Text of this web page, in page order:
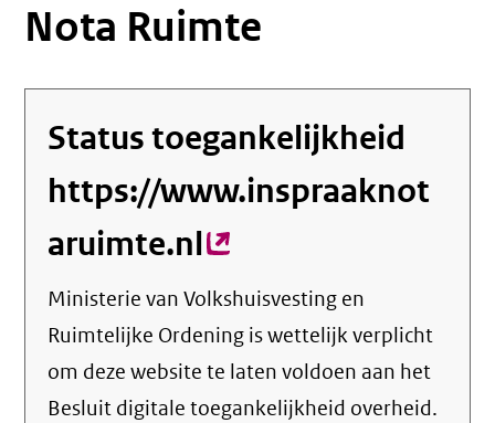
Nota Ruimte
Status toegankelijkheid
https://www.inspraaknot
aruimte.nl(externe
link)
Ministerie van Volkshuisvesting en
Ruimtelijke Ordening is wettelijk verplicht
om deze website te laten voldoen aan het
Besluit digitale toegankelijkheid overheid.